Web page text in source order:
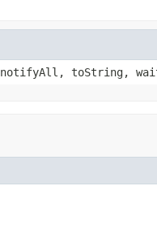
notifyAll, toString,